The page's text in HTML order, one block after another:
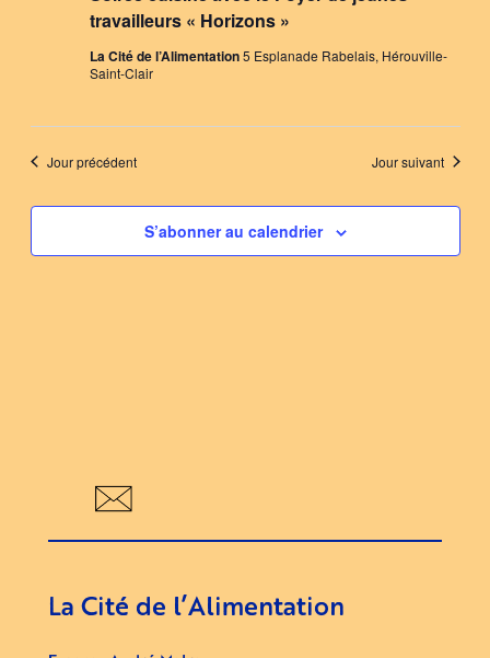
avril
2025
de
vues
travailleurs « Horizons »
La Cité de l’Alimentation5 Esplanade Rabelais, Hérouville-
Saint-Clair
Jour précédent Jour suivant
S’abonner au calendrier
La Cité de l’Alimentation